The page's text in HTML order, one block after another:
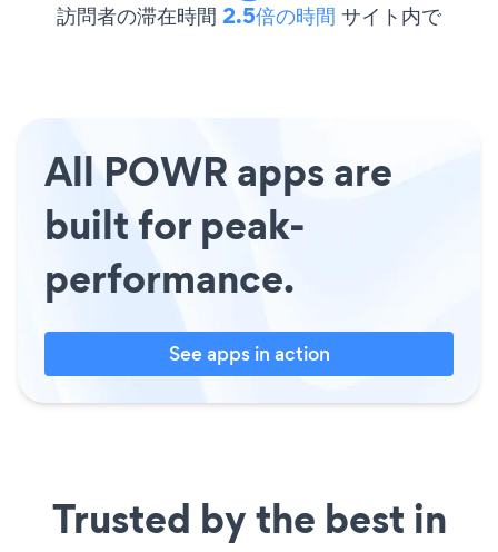
訪問者の滞在時間 2.5倍の時間 サイト内で
All POWR apps are
built for peak-
performance.
See apps in action
Trusted by the best in